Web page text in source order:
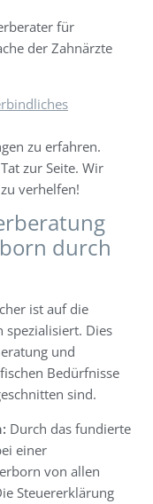
für
der Zahnärzte
zu erfahren.
zur Seite. Wir
verhelfen!
durch
ist auf die
spezialisiert. Dies
und
Bedürfnisse
sind.
Durch das fundierte
einer
von allen
Steuererklärung